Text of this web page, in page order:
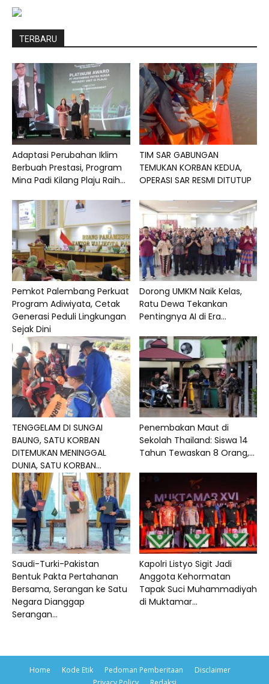
TERBARU
Adaptasi Perubahan Iklim
Berbuah Prestasi, Program
Mina Padi Kilang Plaju Raih...
TIM SAR GABUNGAN
TEMUKAN KORBAN KEDUA,
OPERASI SAR RESMI DITUTUP
Pemkot Palembang Perkuat
Program Adiwiyata, Cetak
Generasi Peduli Lingkungan
Sejak Dini
Dorong UMKM Naik Kelas,
Ratu Dewa Tekankan
Pentingnya AI di Era...
TENGGELAM DI SUNGAI
BAUNG, SATU KORBAN
DITEMUKAN MENINGGAL
DUNIA, SATU KORBAN...
Penembakan Maut di
Sekolah Thailand: Siswa 14
Tahun Tewaskan 8 Orang,...
Saudi-Turki-Pakistan
Bentuk Pakta Pertahanan
Bersama, Serangan ke Satu
Negara Dianggap
Serangan...
Kapolri Listyo Sigit Jadi
Anggota Kehormatan
Tapak Suci Muhammadiyah
di Muktamar...
Home Kode Etik Pedoman Pemberitaan
Disclaimer